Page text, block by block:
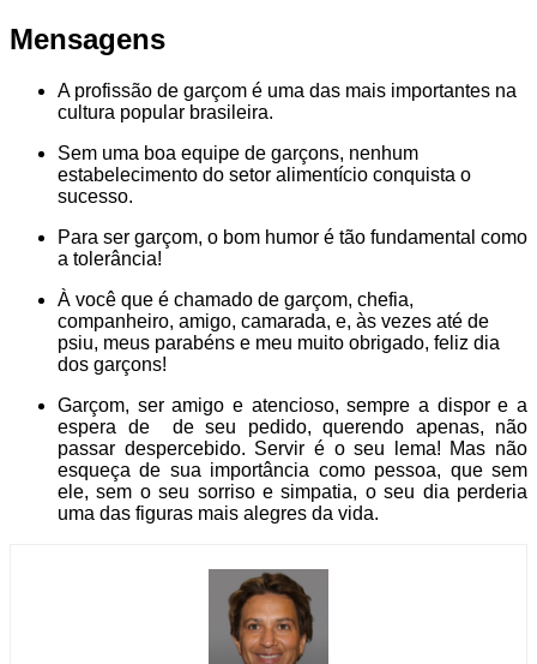
Mensagens
A profissão de garçom é uma das mais importantes na
cultura popular brasileira.
Sem uma boa equipe de garçons, nenhum
estabelecimento do setor alimentício conquista o
sucesso.
Para ser garçom, o bom humor é tão fundamental como
a tolerância!
À você que é chamado de garçom, chefia,
companheiro, amigo, camarada, e, às vezes até de
psiu, meus parabéns e meu muito obrigado, feliz dia
dos garçons!
Garçom, ser amigo e atencioso, sempre a dispor e a
espera de de seu pedido, querendo apenas, não
passar despercebido. Servir é o seu lema! Mas não
esqueça de sua importância como pessoa, que sem
ele, sem o seu sorriso e simpatia, o seu dia perderia
uma das figuras mais alegres da vida.